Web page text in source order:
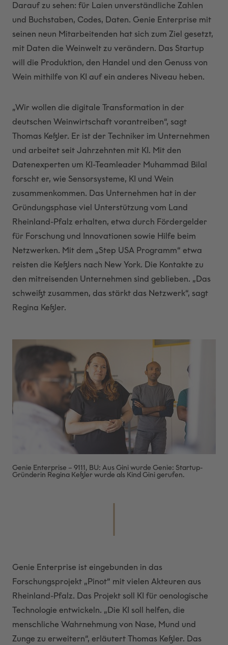
Darauf zu sehen: für Laien unverständliche Zahlen
und Buchstaben, Codes, Daten. Genie Enterprise mit
seinen neun Mitarbeitenden hat sich zum Ziel gesetzt,
mit Daten die Weinwelt zu verändern. Das Startup
will die Produktion, den Handel und den Genuss von
Wein mithilfe von KI auf ein anderes Niveau heben.
„Wir wollen die digitale Transformation in der
deutschen Weinwirtschaft vorantreiben“, sagt
Thomas Keßler. Er ist der Techniker im Unternehmen
und arbeitet seit Jahrzehnten mit KI. Mit den
Datenexperten um KI-Teamleader Muhammad Bilal
forscht er, wie Sensorsysteme, KI und Wein
zusammenkommen. Das Unternehmen hat in der
Gründungsphase viel Unterstützung vom Land
Rheinland-Pfalz erhalten, etwa durch Fördergelder
für Forschung und Innovationen sowie Hilfe beim
Netzwerken. Mit dem „Step USA Programm“ etwa
reisten die Keßlers nach New York. Die Kontakte zu
den mitreisenden Unternehmen sind geblieben. „Das
schweißt zusammen, das stärkt das Netzwerk“, sagt
Regina Keßler.
Genie Enterprise – 9111, BU: Aus Gini wurde Genie: Startup-
Gründerin Regina Keßler wurde als Kind Gini gerufen.
Genie Enterprise ist eingebunden in das
Forschungsprojekt „Pinot“ mit vielen Akteuren aus
Rheinland-Pfalz. Das Projekt soll KI für oenologische
Technologie entwickeln. „Die KI soll helfen, die
menschliche Wahrnehmung von Nase, Mund und
Zunge zu erweitern“, erläutert Thomas Keßler. Das